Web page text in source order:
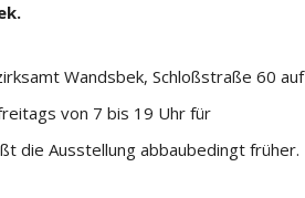
Wandsbek, Schloßstraße 60 auf
von 7 bis 19 Uhr für
die Ausstellung abbaubedingt früher.